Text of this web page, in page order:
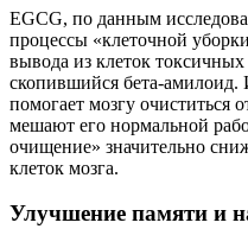
EGCG, по данным
процессы «клеточной
вывода из клеток
скопившийся бета-
помогает мозгу очиститься
мешают его нормальной
очищение» значительно
клеток мозга.
Улучшение памяти и